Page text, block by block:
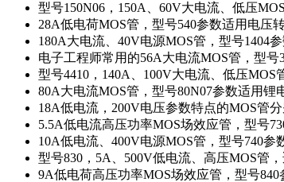
型号150N06，150A、60V大电流、低压
28A低电荷MOS管，型号540参数适用电压
180A大电流、40V电源MOS管，型号1404
电子工程师常用的56A大电流MOS管，型号
型号4410，140A、100V大电流、低压MOS
80A大电流MOS管，型号80N07参数适用锂
18A低电流，200V电压参数特点的MOS管
5.5A低电流高压功率MOS场效应管，型号
10A低电流、400V电源MOS管，型号740参
型号830，5A、500V低电流、高压MOS管
9A低电荷高压功率MOS场效应管，型号840